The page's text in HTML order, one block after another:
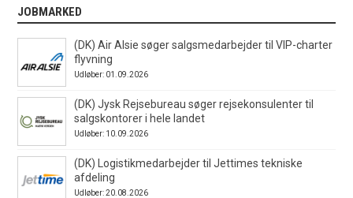
JOBMARKED
(DK) Air Alsie søger salgsmedarbejder til VIP-charter
flyvning
Udløber: 01.09.2026
(DK) Jysk Rejsebureau søger rejsekonsulenter til
salgskontorer i hele landet
Udløber: 10.09.2026
(DK) Logistikmedarbejder til Jettimes tekniske
afdeling
Udløber: 20.08.2026